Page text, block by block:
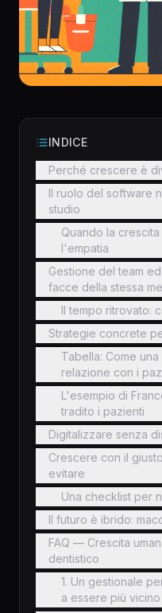
INDICE
Perché crescere è
Il ruolo del software
studio
Quando la
l'empatia
Gestione del team
facce della stessa
Il tempo ritrovato:
Strategie concrete
Tabella: Come
relazione con i
L'esempio di
tradito i pazienti
Digitalizzare senza
Crescere con il
evitare
Una checklist per
Il futuro è ibrido:
FAQ — Crescita
dentistico
1. Un gestionale
a essere più